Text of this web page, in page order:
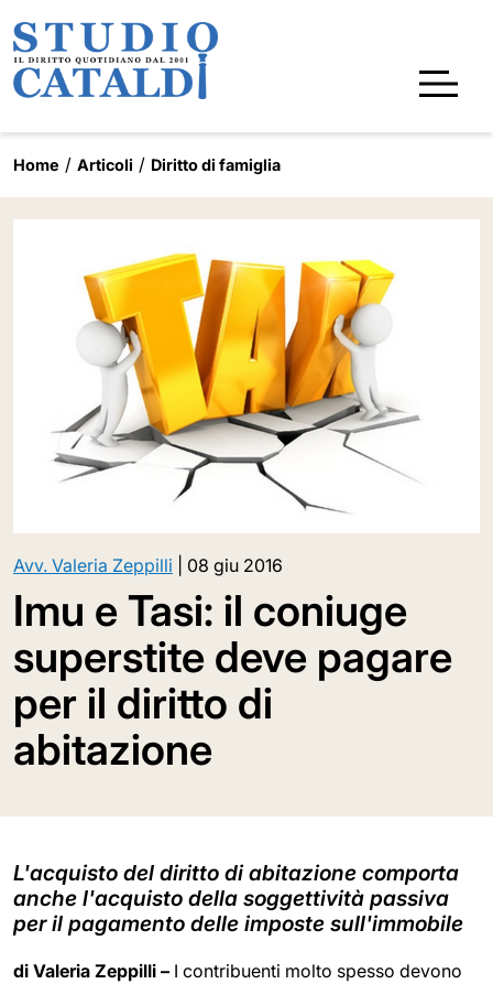
Home Articoli Diritto di famiglia
Avv. Valeria Zeppilli 08 giu 2016
Imu e Tasi: il coniuge
superstite deve pagare
per il diritto di
abitazione
L'acquisto del diritto di abitazione comporta
anche l'acquisto della soggettività passiva
per il pagamento delle imposte sull'immobile
di Valeria Zeppilli – I contribuenti molto spesso devono